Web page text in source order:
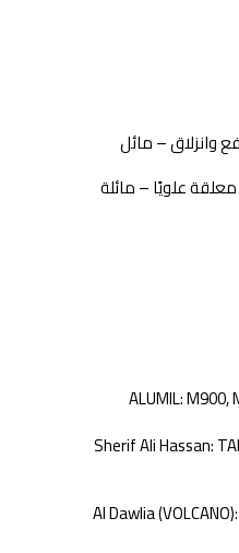
وانزلاق – مائل
علويًا – مائلة
ALUMIL:
Sherif Ali Hassan:
Al Dawlia